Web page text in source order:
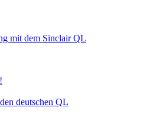
mit dem Sinclair QL
deutschen QL